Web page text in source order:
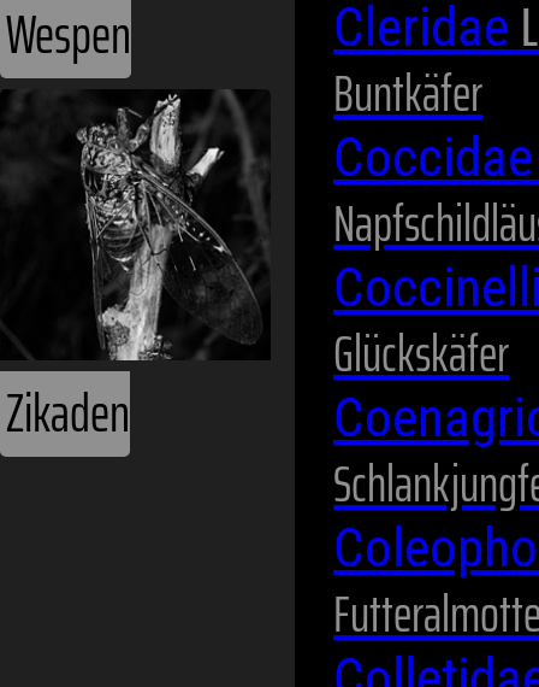
Wespen
Zikaden
Cleridae
Buntkäfer
Glückskäfer